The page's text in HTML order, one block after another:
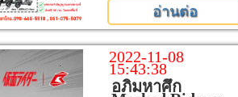
อ่านต่อ
2022-11-08
15:43:38
อภิมหาศึก